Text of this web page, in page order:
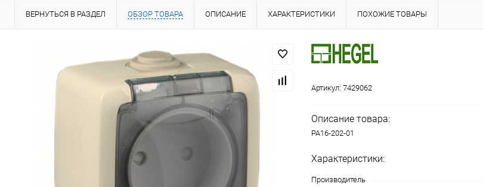
ВЕРНУТЬСЯ В РАЗДЕЛ ОБЗОР ТОВАРА ОПИСАНИЕ ХАРАКТЕРИСТИКИ ПОХОЖИЕ ТОВАРЫ
Артикул: 7429062
Описание товара:
РА16-202-01
Характеристики:
Производитель